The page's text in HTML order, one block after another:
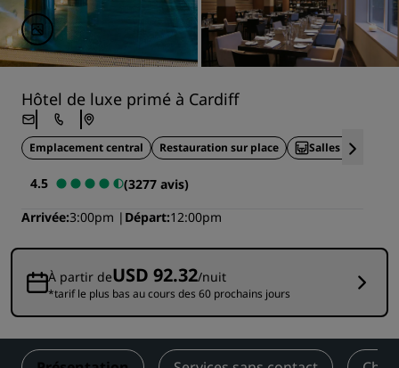
Hôtel de luxe primé à Cardiff
Emplacement central Restauration sur place Salles de
4.5
(3277 avis)
Arrivée 3:00pm Départ 12:00pm
À partir deUSD 92.32/nuit
*tarif le plus bas au cours des 60 prochains jours